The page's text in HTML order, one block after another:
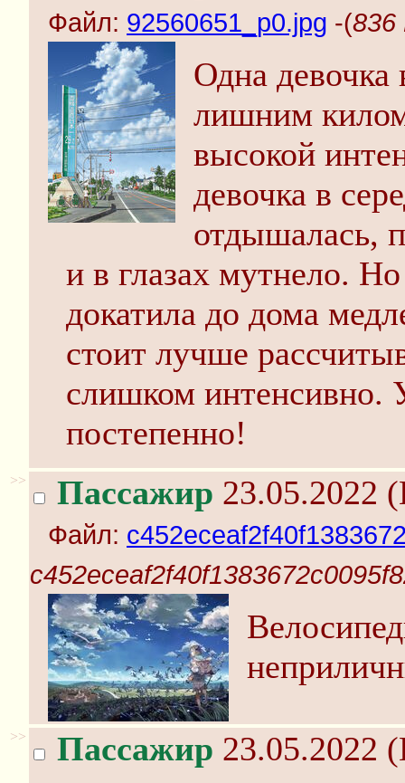
Файл: 92560651_p0.jpg -(836
Одна девочка
лишним
высокой
девочка в
отдышалась,
и в глазах мутнело.
докатила до дома
стоит лучше
слишком интенсивно.
постепенно!
>> Пассажир 23.05.2022
Файл:
>> Пассажир 23.05.2022